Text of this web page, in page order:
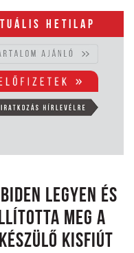
hetilap
legyen és
meg a
kisfiút